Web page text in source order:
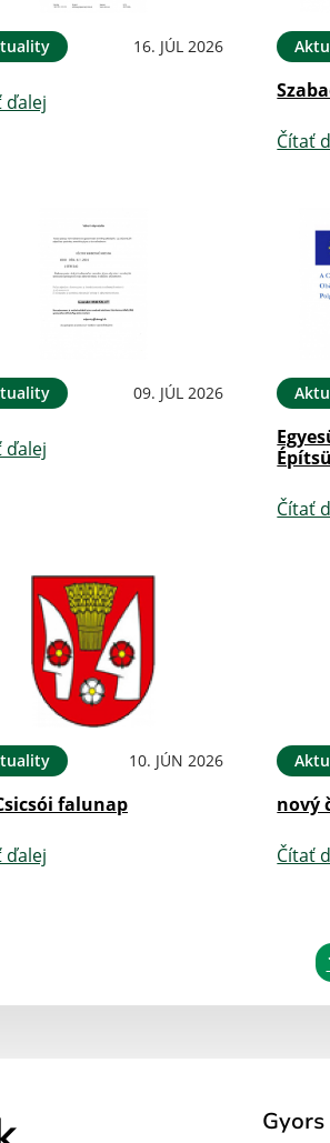
16. JÚL 2026
ďalej
Čítať
09. JÚL 2026
ďalej
Čítať
10. JÚN 2026
falunap
ďalej
nový
Čítať